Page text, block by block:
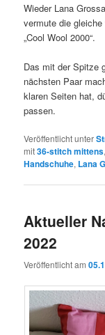
Wieder Lana
vermute die
„Cool Wool 2000“.
Das mit der Spitze
nächsten Paar
klaren Seiten hat,
passen.
Veröffentlicht unter
mit36-stitch mittens
Handschuhe, Lana
Aktueller
2022
Veröffentlicht am